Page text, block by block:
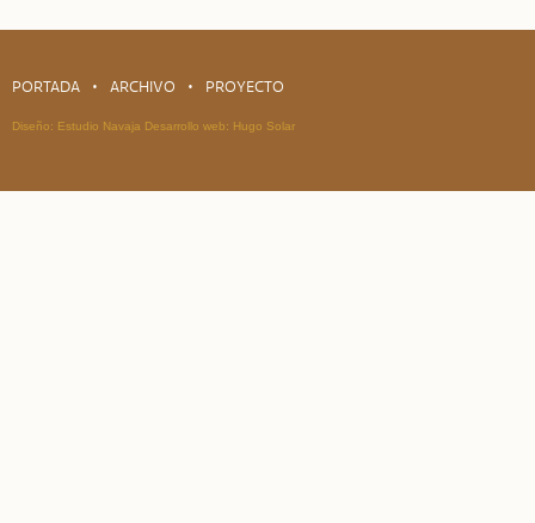
PORTADA ARCHIVO PROYECTO
Diseño: Estudio Navaja Desarrollo web: Hugo Solar